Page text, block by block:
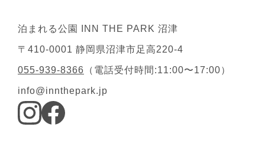
泊まれる公園 INN THE PARK 沼津
〒410-0001 静岡県沼津市足高220-4
055-939-8366 （電話受付時間:11:00〜17:00）
info@innthepark.jp